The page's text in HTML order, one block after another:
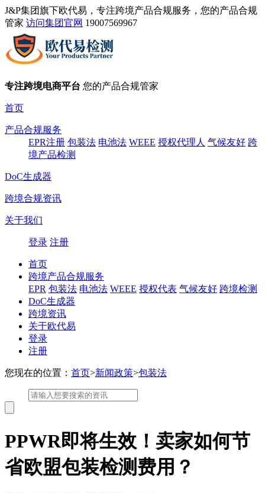
J&P集团旗下欧代易，专注跨境产品合规服务，您的产品合规
管家 访问集团官网 19007569967
专注跨境电商平台 您的产品合规管家
首页
产品合规服务
EPR注册 包装法 电池法 WEEE 授权代理人 气候友好 跨
境产品检测
DoC生成器
跨境合规资讯
关于我们
登录 注册
首页
跨境产品合规服务
EPR 包装法 电池法 WEEE 授权代表 气候友好 跨境检测
DoC生成器
跨境资讯
关于欧代易
登录
注册
您现在的位置： 首页>新闻政策>包装法
PPWR即将生效！卖家如何节
省欧盟包装检测费用？